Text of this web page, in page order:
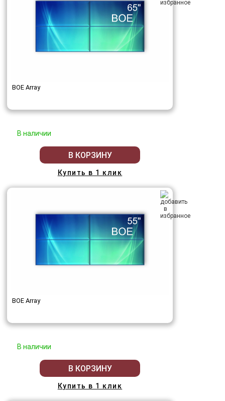
BOE Array
В наличии
В КОРЗИНУ
Купить в 1 клик
BOE Array
В наличии
В КОРЗИНУ
Купить в 1 клик